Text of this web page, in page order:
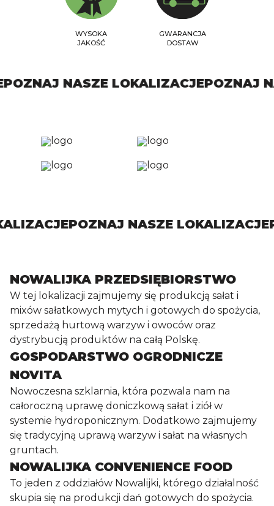
WYSOKA
JAKOŚĆ
GWARANCJA
DOSTAW
NASZE LOKALIZACJEPOZNAJ
POZNAJ NASZE
NOWALIJKA PRZEDSIĘBIORSTWO
W tej lokalizacji zajmujemy się produkcją sałat i
mixów sałatkowych mytych i gotowych do spożycia,
sprzedażą hurtową warzyw i owoców oraz
dystrybucją produktów na całą Polskę.
GOSPODARSTWO OGRODNICZE
NOVITA
Nowoczesna szklarnia, która pozwala nam na
całoroczną uprawę doniczkową sałat i ziół w
systemie hydroponicznym. Dodatkowo zajmujemy
się tradycyjną uprawą warzyw i sałat na własnych
gruntach.
NOWALIJKA CONVENIENCE FOOD
To jeden z oddziałów Nowalijki, którego działalność
skupia się na produkcji dań gotowych do spożycia.